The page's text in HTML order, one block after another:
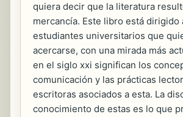
quiera decir que la literatura
mercancía. Este libro está dirigido
estudiantes universitarios que
acercarse, con una mirada más
en el siglo xxi significan los
comunicación y las prácticas
escritoras asociados a esta. La
conocimiento de estas es lo que